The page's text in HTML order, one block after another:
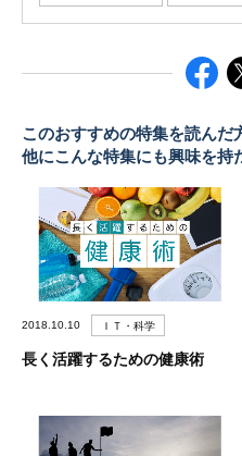
このおすすめの特集を読んだ
他にこんな特集にも興味を持
2018.10.10 ＩＴ・科学
長く活躍するための健康術